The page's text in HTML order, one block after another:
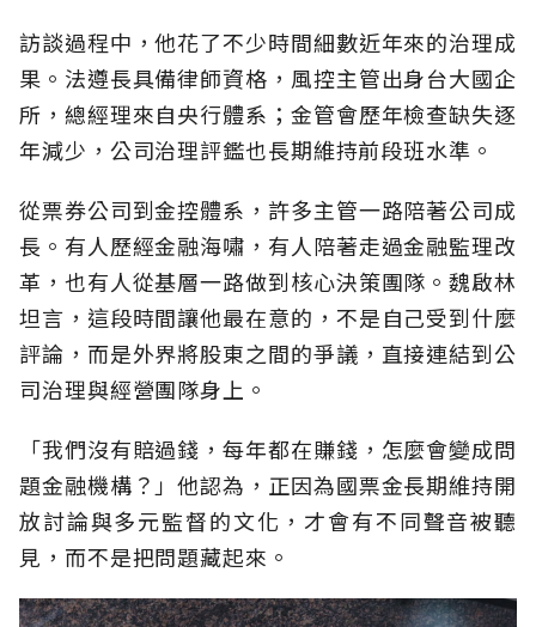
訪談過程中，他花了不少時間細數近年來的治理成
果。法遵長具備律師資格，風控主管出身台大國企
所，總經理來自央行體系；金管會歷年檢查缺失逐
年減少，公司治理評鑑也長期維持前段班水準。
從票券公司到金控體系，許多主管一路陪著公司成
長。有人歷經金融海嘯，有人陪著走過金融監理改
革，也有人從基層一路做到核心決策團隊。魏啟林
坦言，這段時間讓他最在意的，不是自己受到什麼
評論，而是外界將股東之間的爭議，直接連結到公
司治理與經營團隊身上。
「我們沒有賠過錢，每年都在賺錢，怎麼會變成問
題金融機構？」他認為，正因為國票金長期維持開
放討論與多元監督的文化，才會有不同聲音被聽
見，而不是把問題藏起來。